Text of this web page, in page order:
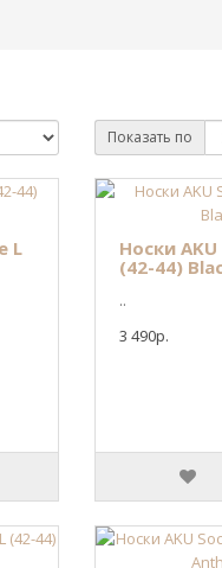
Показать по
L
Носки
(42-44)
..
3 490р.